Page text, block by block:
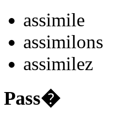
assimile
assimilons
assimilez
Pass�